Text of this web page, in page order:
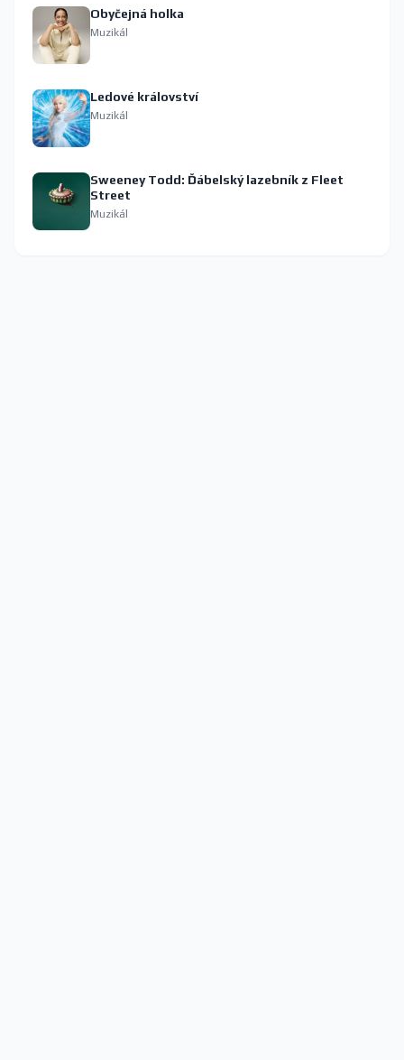
Obyčejná holka
Muzikál
Ledové království
Muzikál
Sweeney Todd: Ďábelský lazebník z Fleet
Street
Muzikál